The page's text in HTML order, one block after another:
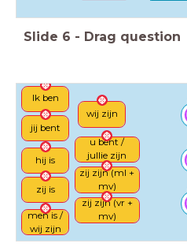
Slide 6 - Drag question
Ik ben
jij bent
hij is
men is /
wij zijn
wij zijn
u bent /
jullie zijn
zij zijn (ml +
mv)
zij zijn (vr +
mv)
zij is